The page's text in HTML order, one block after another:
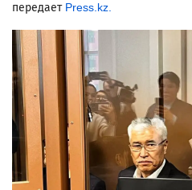
передаетPress.kz.